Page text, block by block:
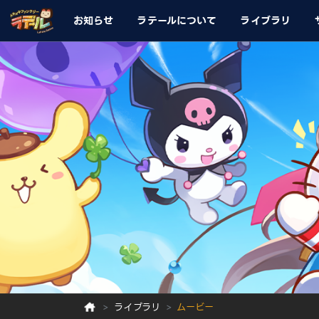
お知らせ ラテールについて ライブラリ
ライブラリ ムービー